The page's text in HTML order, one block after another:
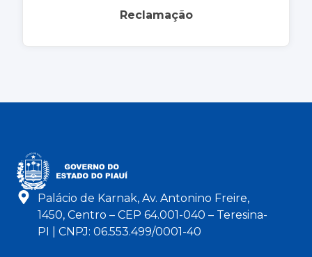
Reclamação
Palácio de Karnak, Av. Antonino Freire,
1450, Centro – CEP 64.001-040 – Teresina-
PI | CNPJ: 06.553.499/0001-40